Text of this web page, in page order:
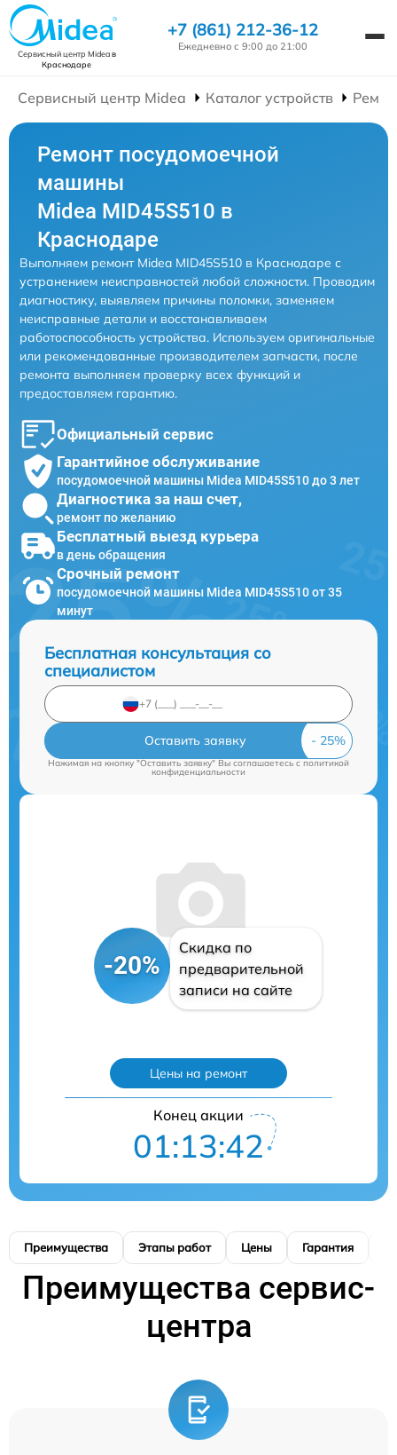
Сервисный центр Mideaв
Краснодаре
+7 (861) 212-36-12
Ежедневно с 9:00 до 21:00
Сервисный центр Midea Каталог устройств
Ремонт посудомоечной
машины
Midea MID45S510 в
Краснодаре
Выполняем ремонт Midea MID45S510 в Краснодаре с
устранением неисправностей любой сложности. Проводим
диагностику, выявляем причины поломки, заменяем
неисправные детали и восстанавливаем
работоспособность устройства. Используем оригинальные
или рекомендованные производителем запчасти, после
ремонта выполняем проверку всех функций и
предоставляем гарантию.
Официальный сервис
Гарантийное обслуживание
посудомоечной машины Midea MID45S510 до 3 лет
Диагностика за наш счет,
ремонт по желанию
Бесплатный выезд курьера
в день обращения
Срочный ремонт
посудомоечной машины Midea MID45S510 от 35
минут
Бесплатная консультация со
специалистом
Оставить заявку
Нажимая на кнопку "Оставить заявку" Вы соглашаетесь cполитикой
конфиденциальности
-20%
Скидка по
предварительной
записи на сайте
Цены на ремонт
Конец акции
01:13:41
Преимущества Этапы работ Цены Гарантия
Преимущества сервис-
центра